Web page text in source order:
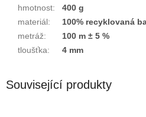
hmotnost:
400 g
materiál:
100% recyklovaná
metráž:
100 m ± 5 %
tloušťka: 4 mm
Související produkty